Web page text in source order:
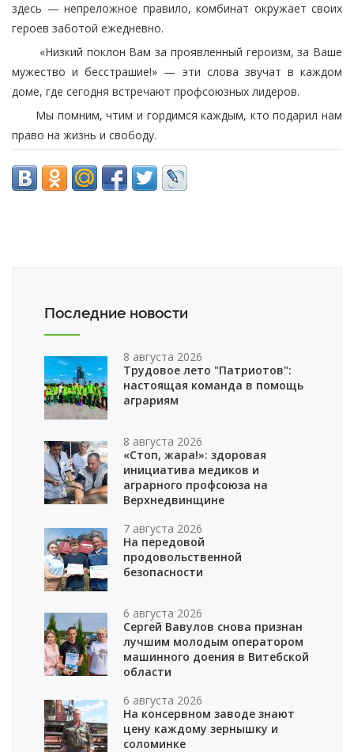
здесь — непреложное правило, комбинат окружает своих
героев заботой ежедневно.
«Низкий поклон Вам за проявленный героизм, за Ваше
мужество и бесстрашие!» — эти слова звучат в каждом
доме, где сегодня встречают профсоюзных лидеров.
Мы помним, чтим и гордимся каждым, кто подарил нам
право на жизнь и свободу.
Последние новости
8 августа 2026
Трудовое лето "Патриотов":
настоящая команда в помощь
аграриям
8 августа 2026
«Стоп, жара!»: здоровая
инициатива медиков и
аграрного профсоюза на
Верхнедвинщине
7 августа 2026
На передовой
продовольственной
безопасности
6 августа 2026
Сергей Вавулов снова признан
лучшим молодым оператором
машинного доения в Витебской
области
6 августа 2026
На консервном заводе знают
цену каждому зернышку и
соломинке